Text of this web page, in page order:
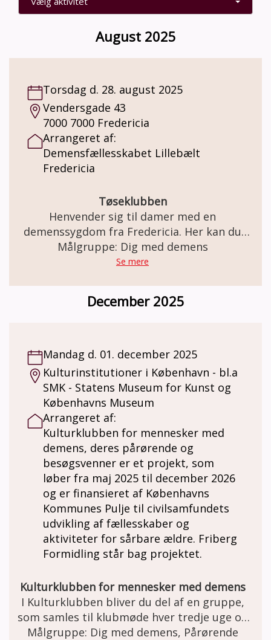
August 2025
Torsdag d. 28. august 2025
Vendersgade 43
7000 7000 Fredericia
Arrangeret af:
Demensfællesskabet Lillebælt
Fredericia
Tøseklubben
Henvender sig til damer med en
demenssygdom fra Fredericia. Her kan du
møde ligesindede og blive en del af et
naturen, tage på cafebesøg, udflugter, på
Målgruppe: Dig med demens
Se mere
December 2025
Mandag d. 01. december 2025
Kulturinstitutioner i København - bl.a
SMK - Statens Museum for Kunst og
Københavns Museum
Arrangeret af:
Kulturklubben for mennesker med
demens, deres pårørende og
besøgsvenner er et projekt, som
løber fra maj 2025 til december 2026
og er finansieret af Københavns
Kommunes Pulje til civilsamfundets
udvikling af fællesskaber og
aktiviteter for sårbare ældre. Friberg
Formidling står bag projektet.
Kulturklubben for mennesker med demens
I Kulturklubben bliver du del af en gruppe,
som samles til klubmøde hver tredje uge og
får en fælles kulturoplevelse. I bliver
Målgruppe: Dig med demens, Pårørende